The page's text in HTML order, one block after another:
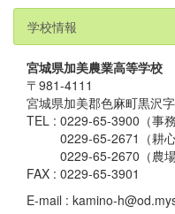
学校情報
宮城県加美農業高等学校
〒981-4111
宮城県加美郡色麻町黒沢
TEL : 0229-65-3900（事務
0229-65-2671（耕心
0229-65-2670（農場
FAX : 0229-65-3901
E-mail : kamino-